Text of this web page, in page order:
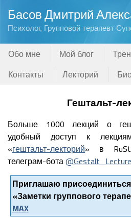
Басов Дмитрий
Психолог, Групповой терапевт
Обо мне Мой блог
Контакты
Лекторий
Гештальт-
Больше 1000 лекций о
удобный доступ к
«гештальт-лекторий» в
телеграм-бота
Приглашаю
«Заметки группового
MAX